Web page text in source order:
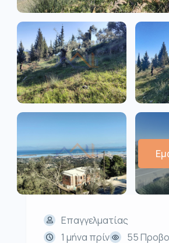
Επαγγελματίας
1 μήνα πρίν
55